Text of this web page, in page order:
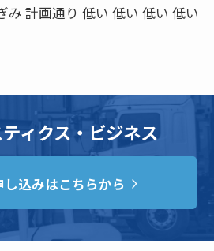
み 計画通り 低い 低い 低い 低い
ィクス・ビジネス
込みはこちらから